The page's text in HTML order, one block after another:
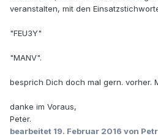
veranstalten, mit den
"FEU3Y"
"MANV".
besprich Dich doch mal gern. vorher.
danke im Voraus,
Peter.
bearbeitet 19. Februar 2016 von